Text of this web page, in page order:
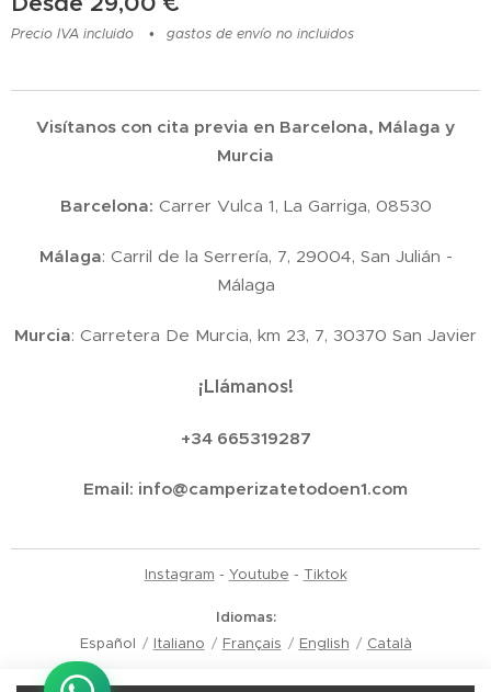
Precio IVA incluido gastos de envío no incluidos
Visítanos con cita previa en Barcelona, Málaga y
Murcia
Barcelona: Carrer Vulca 1, La Garriga, 08530
Málaga: Carril de la Serrería, 7, 29004, San Julián -
Málaga
Murcia: Carretera De Murcia, km 23, 7, 30370 San Javier
¡Llámanos!
+34 665319287
Email: info@camperizatetodoen1.com
Instagram - Youtube - Tiktok
Idiomas
Español
Italiano Français English Català